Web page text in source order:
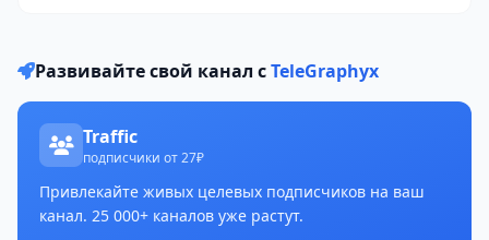
Развивайте свой канал сTeleGraphyx
Traffic
подписчики от 27₽
Привлекайте живых целевых подписчиков на ваш
канал. 25 000+ каналов уже растут.